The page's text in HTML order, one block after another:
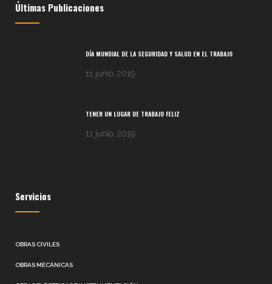
Últimas Publicaciones
DÍA MUNDIAL DE LA SEGURIDAD Y SALUD EN EL TRABAJO
11 junio, 2019
TENER UN LUGAR DE TRABAJO FELIZ
11 junio, 2019
Servicios
OBRAS CIVILES
OBRAS MECÁNICAS